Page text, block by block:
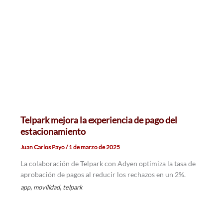
Telpark mejora la experiencia de pago del
estacionamiento
Juan Carlos Payo/1 de marzo de 2025
La colaboración de Telpark con Adyen optimiza la tasa de
aprobación de pagos al reducir los rechazos en un 2%.
app, movilidad, telpark